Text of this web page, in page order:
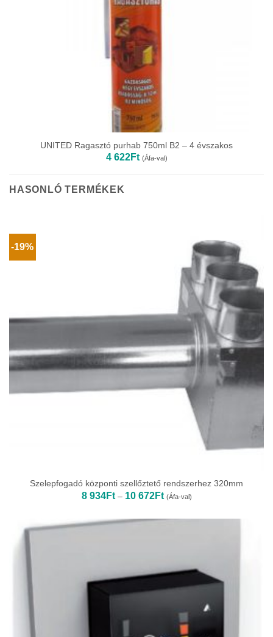
UNITED Ragasztó purhab 750ml B2 – 4 évszakos
4 622Ft (Áfa-val)
HASONLÓ TERMÉKEK
-19%
Szelepfogadó központi szellőztető rendszerhez 320mm
8 934Ft – 10 672FtÁrtartomány:
8
-
(Áfa-val)